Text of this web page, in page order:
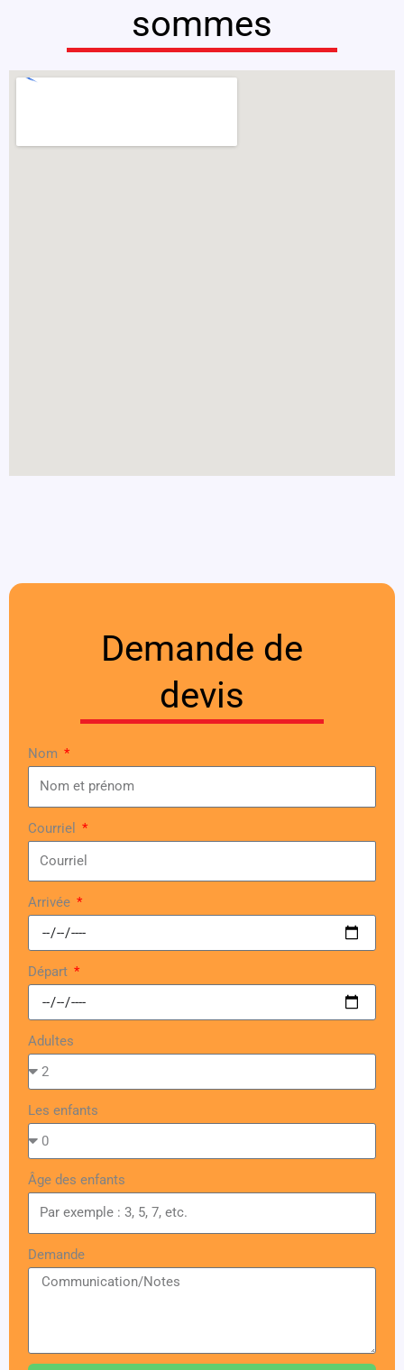
sommes
Demande de
devis
Nom
Courriel
Arrivée
Départ
Adultes
Les enfants
Âge des enfants
Demande